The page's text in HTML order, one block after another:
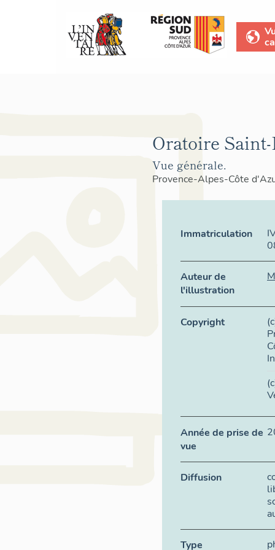
Oratoire
Vue générale.
Provence-Alpes-Côte
Immatriculation
Auteur de
l'illustration
Copyright
Année de prise de
vue
Diffusion
Type